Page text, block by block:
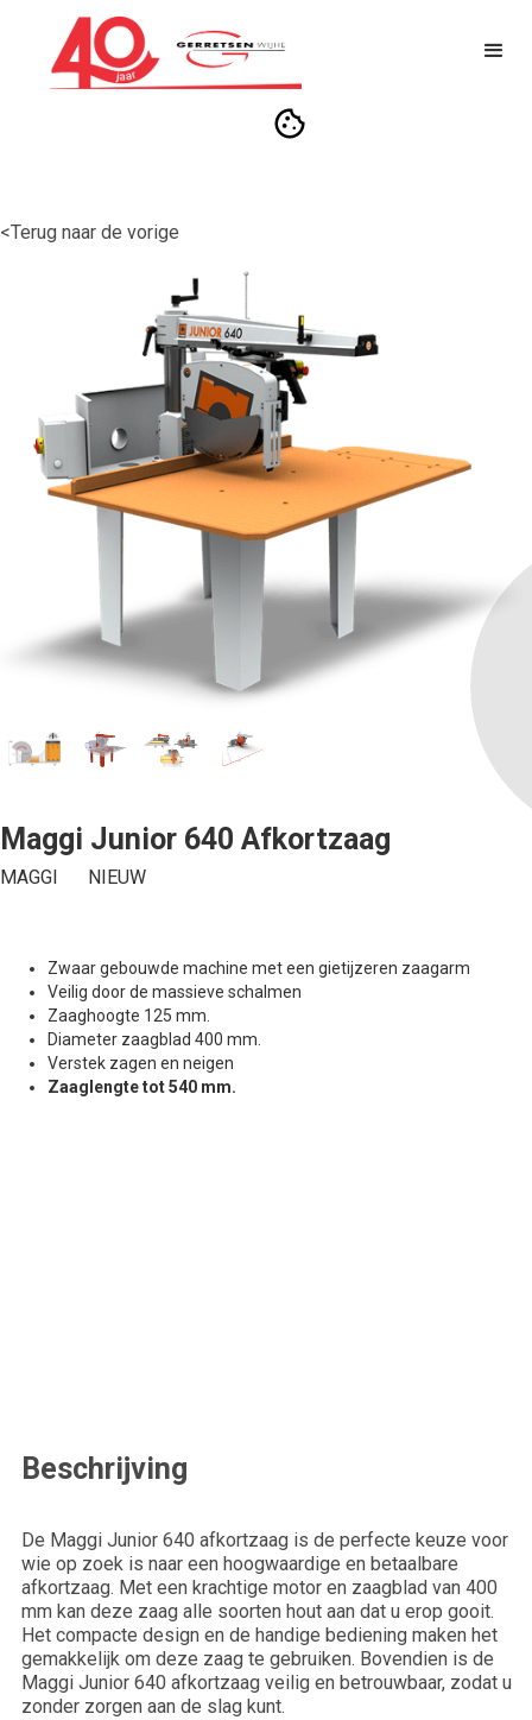
<Terug naar de vorige
Maggi Junior 640 Afkortzaag
MAGGI NIEUW
Zwaar gebouwde machine met een gietijzeren zaagarm
Veilig door de massieve schalmen
Zaaghoogte 125 mm.
Diameter zaagblad 400 mm.
Verstek zagen en neigen
Zaaglengte tot 540 mm.
Achternaam*
Telefoonnummer*
Bedrijfsnaam*
Beschrijving
De Maggi Junior 640 afkortzaag is de perfecte keuze voor
wie op zoek is naar een hoogwaardige en betaalbare
afkortzaag. Met een krachtige motor en zaagblad van 400
mm kan deze zaag alle soorten hout aan dat u erop gooit.
Het compacte design en de handige bediening maken het
gemakkelijk om deze zaag te gebruiken. Bovendien is de
Maggi Junior 640 afkortzaag veilig en betrouwbaar, zodat u
zonder zorgen aan de slag kunt.